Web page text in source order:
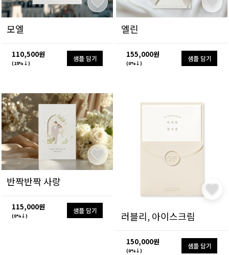
모엘
110,500원
(15%↓)
샘플 담기
엘린
155,000원
(0%↓)
샘플 담기
반짝반짝 사랑
115,000원
(0%↓)
샘플 담기 러블리, 아이스크림
150,000원
(0%↓)
샘플 담기